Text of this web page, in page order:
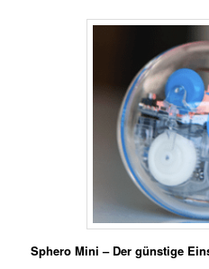
Sphero Mini – Der günstige